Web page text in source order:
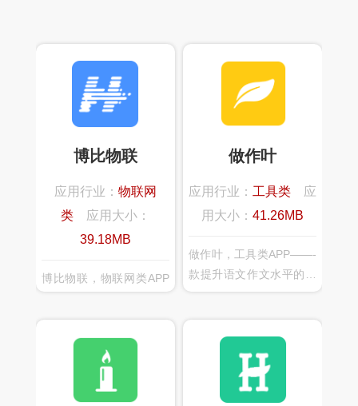
博比物联
应用行业： 物联网
类应用大小：
39.18MB
博比物联，物联网类APP
万物互联的时代也将到
来。智能家居在这里扮演
着-个不可或缺的重要角
色，博比物联智慧家居为
用户提供全方位的智能家
做作叶
应用行业： 工具类 应
用大小：41.26MB
做作叶，工具类APP——-
款提升语文作文水平的教
育平台类产品，以线下的
为引导，展开符合教学进
度的作文比赛。作文主题
和素材内容由班级老师进
行整理，不同于市面上以